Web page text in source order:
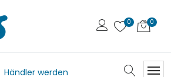
Händler werden